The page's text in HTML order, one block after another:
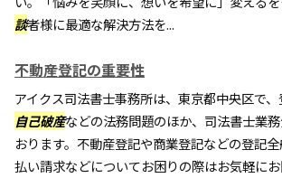
談者様に最適な解決方法を...
不動産登記の重要性
アイクス司法書士事務所は、東京都中央区で、
自己破産などの法務問題のほか、司法書士業
おります。不動産登記や商業登記などの登記
払い請求などについてお困りの際はお気軽に